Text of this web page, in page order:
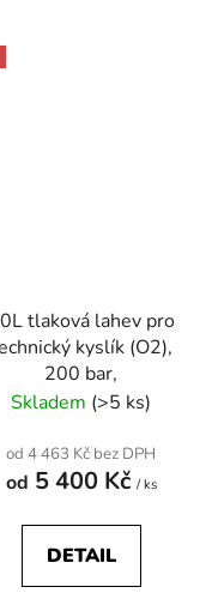
tlaková lahev pro
kyslík (O2),
200 bar,
Skladem (>5 ks)
od 4 463 Kč bez DPH
od 5 400 Kč / ks
DETAIL